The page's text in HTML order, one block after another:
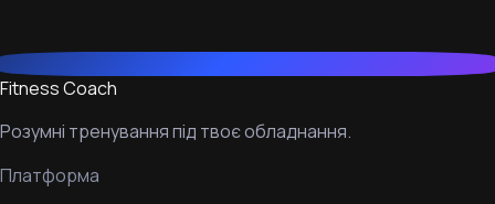
Fitness Coach
Розумні тренування під твоє обладнання.
Платформа